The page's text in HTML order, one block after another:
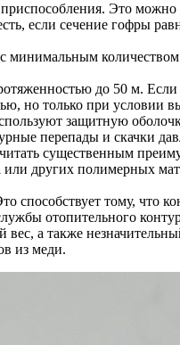
Это можно
если сечение гофры
минимальным
до 50 м.
но только при условии
защитную
перепады и скачки
существенным
других полимерных
способствует тому, что
отопительного
а также
из меди.